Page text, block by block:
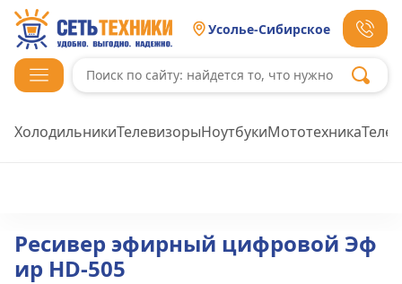
Усолье-Сибирское
ХолодильникиТелевизорыНоутбукиМототехника
Ресивер эфирный цифровой Эф
ир HD-505